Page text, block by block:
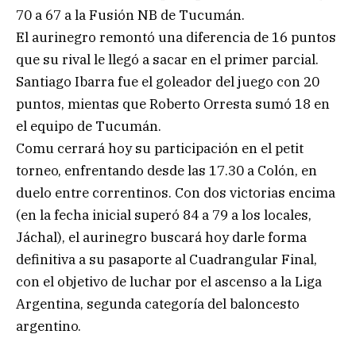
70 a 67 a la Fusión NB de Tucumán.
El aurinegro remontó una diferencia de 16 puntos
que su rival le llegó a sacar en el primer parcial.
Santiago Ibarra fue el goleador del juego con 20
puntos, mientas que Roberto Orresta sumó 18 en
el equipo de Tucumán.
Comu cerrará hoy su participación en el petit
torneo, enfrentando desde las 17.30 a Colón, en
duelo entre correntinos. Con dos victorias encima
(en la fecha inicial superó 84 a 79 a los locales,
Jáchal), el aurinegro buscará hoy darle forma
definitiva a su pasaporte al Cuadrangular Final,
con el objetivo de luchar por el ascenso a la Liga
Argentina, segunda categoría del baloncesto
argentino.